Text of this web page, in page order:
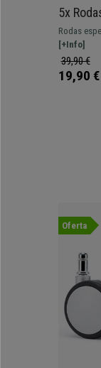
5x
Rodas
o seu piso
material
[+Info]
39,90 €
19,90 €
Oferta